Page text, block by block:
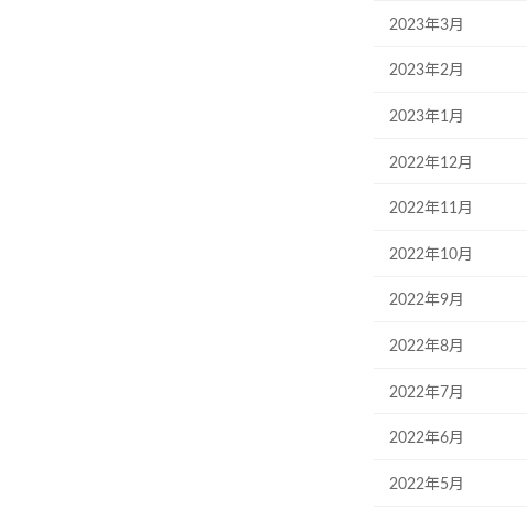
2023年3月
2023年2月
2023年1月
2022年12月
2022年11月
2022年10月
2022年9月
2022年8月
2022年7月
2022年6月
2022年5月